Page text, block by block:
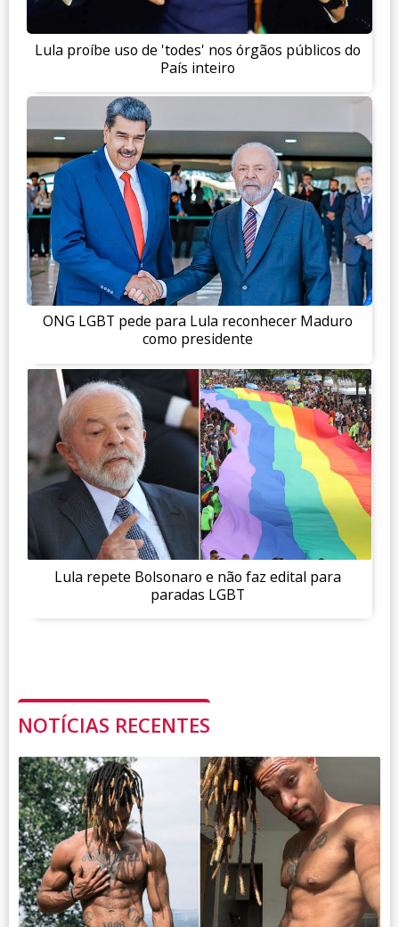
Lula proíbe uso de 'todes' nos órgãos públicos do
País inteiro
ONG LGBT pede para Lula reconhecer Maduro
como presidente
Lula repete Bolsonaro e não faz edital para
paradas LGBT
NOTÍCIAS RECENTES